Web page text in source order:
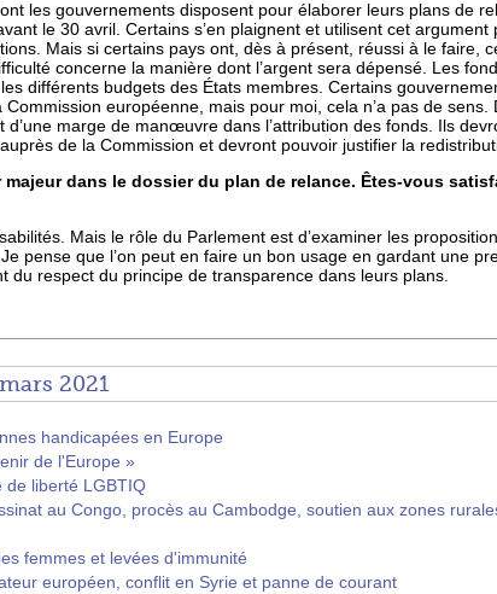
les gouvernements disposent pour élaborer leurs plans de
le 30 avril. Certains s’en plaignent et utilisent cet argument
Mais si certains pays ont, dès à présent, réussi à le faire,
concerne la manière dont l’argent sera dépensé. Les
différents budgets des États membres. Certains
européenne, mais pour moi, cela n’a pas de sens.
marge de manœuvre dans l’attribution des fonds. Ils
de la Commission et devront pouvoir justifier la
dans le dossier du plan de relance. Êtes-vous
Mais le rôle du Parlement est d’examiner les
pense que l’on peut en faire un bon usage en gardant une
du respect du principe de transparence dans leurs plans.
2021
handicapées en Europe
de l'Europe »
de liberté LGBTIQ
au Congo, procès au Cambodge, soutien aux zones
femmes et levées d'immunité
européen, conflit en Syrie et panne de courant